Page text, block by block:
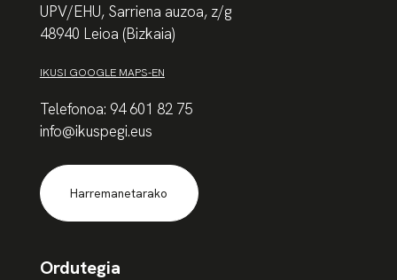
UPV/EHU, Sarriena auzoa, z/g
48940 Leioa (Bizkaia)
IKUSI GOOGLE MAPS-EN
Telefonoa: 94 601 82 75
info@ikuspegi.eus
Harremanetarako
Ordutegia